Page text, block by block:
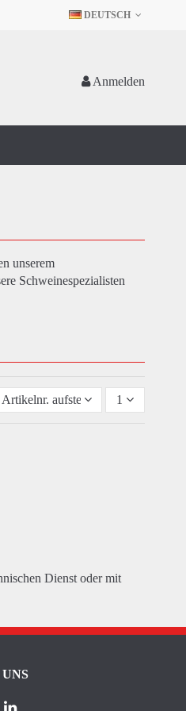
DEUTSCH
Anmelden
unserem
Schweinespezialisten
Artikelnr. aufsteigend 1
Dienst oder mit